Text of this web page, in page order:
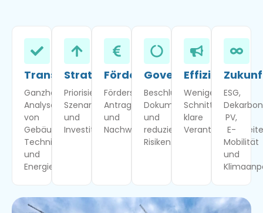
Transparenz
Ganzheitliche
Analyse
von
Gebäude,
Technik
und
Energie.
Strategie
Priorisierung,
Szenarien
und
Investitionsplanung.
Förderung
Förderstrategie,
Antragstellung
und
Nachweisführung.
Governance
Beschlussfähigkeit,
Dokumentation
und
reduzierte
Risiken.
Effizienz
Weniger
Schnittstellen,
klare
ESG,
PV,
E-
Mobilität
und